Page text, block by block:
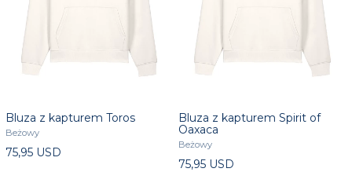
Bluza z kapturem Toros
Beżowy
75,95 USD
Bluza z kapturem Spirit of
Oaxaca
Beżowy
75,95 USD